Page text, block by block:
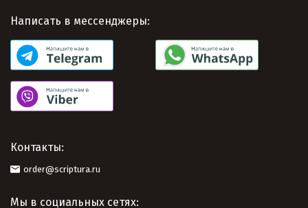
Написать в мессенджеры:
Контакты:
order@scriptura.ru
Мы в социальных сетях: